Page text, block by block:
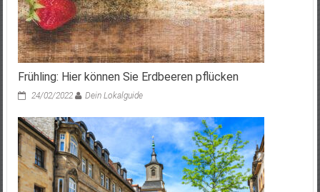
Frühling: Hier können Sie Erdbeeren pflücken
24/02/2022 Dein Lokalguide